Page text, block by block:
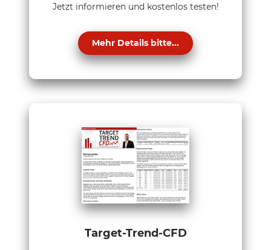
Jetzt informieren und kostenlos testen!
Mehr Details bitte...
Target-Trend-CFD